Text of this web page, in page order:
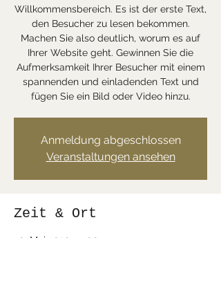
Willkommensbereich. Es ist der erste Text,
den Besucher zu lesen bekommen.
Machen Sie also deutlich, worum es auf
Ihrer Website geht. Gewinnen Sie die
Aufmerksamkeit Ihrer Besucher mit einem
spannenden und einladenden Text und
fügen Sie ein Bild oder Video hinzu.
Anmeldung abgeschlossen
Veranstaltungen ansehen
Zeit & Ort
30. Mai 2020, 13:00